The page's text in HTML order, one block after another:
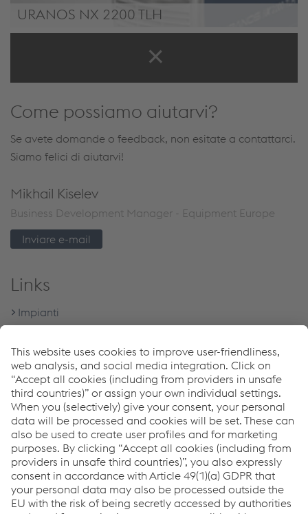
URANOS NX 2200 TLH
Come possiamo aiutarvi?
Se avete domande o feedback, non esitate a contattarci.
Siamo felici di aiutarvi!
Mikhail Kiselev
Business Development Manager - Equipment Europe
Inviare e-mail
Links
Impianti
Programma di garanzia 5 anni Böhler Welding
Ricerca rivenditori
Downloads
Inverter per saldatura ad arcoPDF | 7,2 MB
TERRA NX - BrochurePDF | 2,11 MB